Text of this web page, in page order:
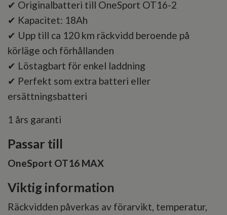
✔ Originalbatteri till OneSport OT16-2
✔ Kapacitet: 18Ah
✔ Upp till ca 120 km räckvidd beroende på
körläge och förhållanden
✔ Löstagbart för enkel laddning
✔ Perfekt som extra batteri eller
ersättningsbatteri
1 års garanti
Passar till
OneSport OT16 MAX
Viktig information
Räckvidden påverkas av förarvikt, temperatur,